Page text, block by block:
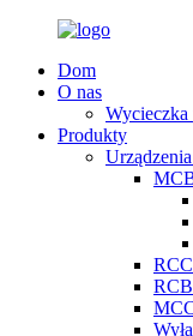
Dom
O nas
Wycieczka
Produkty